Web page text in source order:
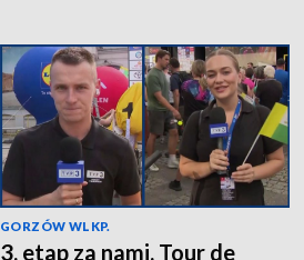
GORZÓW WLKP.
3. etap za nami. Tour de